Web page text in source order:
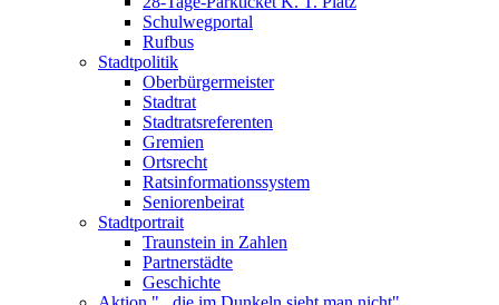
Schulwegportal
Rufbus
Stadtpolitik
Oberbürgermeister
Stadtrat
Stadtratsreferenten
Gremien
Ortsrecht
Ratsinformationssystem
Seniorenbeirat
Stadtportrait
Traunstein in Zahlen
Partnerstädte
Geschichte